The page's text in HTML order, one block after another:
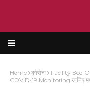
Home कोरोना
Facility Bed
COVID-19 Monitoring जानिए